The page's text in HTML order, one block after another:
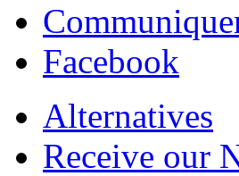
Facebook
Alternatives
Receive our